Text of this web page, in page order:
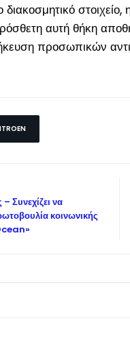
αυτή θήκη
προσωπικών
Συνεχίζει να
κοινωνικής